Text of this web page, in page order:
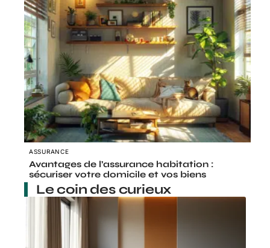
ASSURANCE
Avantages de l’assurance habitation :
sécuriser votre domicile et vos biens
Le coin des curieux